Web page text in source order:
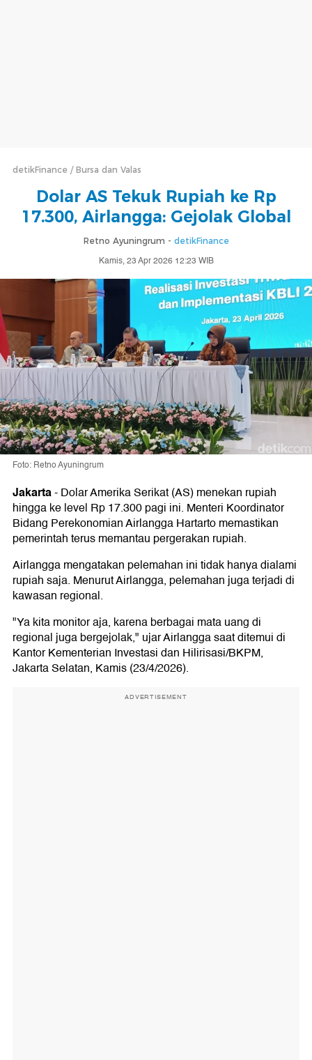
detikFinance Bursa dan Valas
Dolar AS Tekuk Rupiah ke Rp
17.300, Airlangga: Gejolak Global
Retno Ayuningrum - detikFinance
Kamis, 23 Apr 2026 12:23 WIB
Foto: Retno Ayuningrum
Jakarta-Dolar Amerika Serikat (AS) menekan rupiah
hingga ke level Rp 17.300 pagi ini. Menteri Koordinator
Bidang Perekonomian Airlangga Hartarto memastikan
pemerintah terus memantau pergerakan rupiah.
Airlangga mengatakan pelemahan ini tidak hanya dialami
rupiah saja. Menurut Airlangga, pelemahan juga terjadi di
kawasan regional.
"Ya kita monitor aja, karena berbagai mata uang di
regional juga bergejolak," ujar Airlangga saat ditemui di
Kantor Kementerian Investasi dan Hilirisasi/BKPM,
Jakarta Selatan, Kamis (23/4/2026).
ADVERTISEMENT